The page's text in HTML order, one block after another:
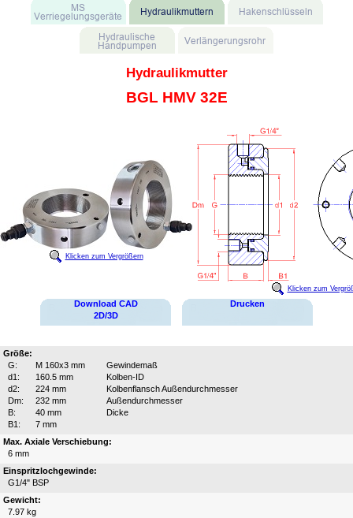
Hydraulikmutter
BGL HMV 32E
Klicken zum Vergrößern
Klicken zum
Download CAD
2D/3D
Drucken
Größe:
G:
M 160x3 mm
Gewindemaß
d1:
160.5 mm
Kolben-ID
d2:
224 mm
Kolbenflansch Außendurchmesser
Dm:
232 mm
Außendurchmesser
B:
40 mm
Dicke
B1:
7 mm
Max. Axiale Verschiebung:
6 mm
Einspritzlochgewinde:
G1/4" BSP
Gewicht:
7.97 kg